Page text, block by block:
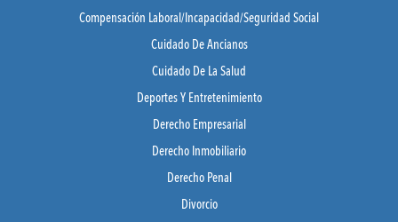
Compensación Laboral/Incapacidad/Seguridad Social
Cuidado De Ancianos
Cuidado De La Salud
Deportes Y Entretenimiento
Derecho Empresarial
Derecho Inmobiliario
Derecho Penal
Divorcio